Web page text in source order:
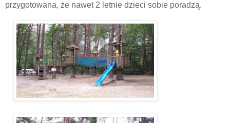
przygotowana, że nawet 2 letnie dzieci sobie poradzą.